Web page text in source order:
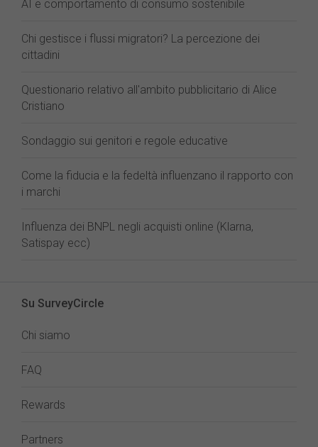
AI e comportamento di consumo sostenibile
Chi gestisce i flussi migratori? La percezione dei
cittadini
Questionario relativo all'ambito pubblicitario di Alice
Cristiano
Sondaggio sui genitori e regole educative
Come la fiducia e la fedeltà influenzano il rapporto con
i marchi
Influenza dei BNPL negli acquisti online (Klarna,
Satispay ecc)
Su SurveyCircle
Chi siamo
FAQ
Rewards
Partners